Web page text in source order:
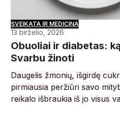
SVEIKATA IR MEDICINA
13 birželio, 2026
Obuoliai ir diabetas:
Svarbu žinoti
Daugelis žmonių, išgirdę
pirmiausia peržiūri savo
reikalo išbraukia iš jo visus